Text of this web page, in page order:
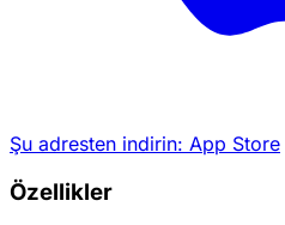
Şu adresten indirin: App Store
Özellikler